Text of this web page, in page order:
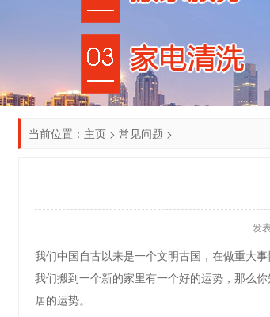
当前位置： 主页 > 常见问题 >
发
我们中国自古以来是一个文明古国，在做重大
我们搬到一个新的家里有一个好的运势，那么
居的运势。